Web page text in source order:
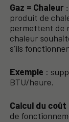
Gaz = Chaleur
produit de
permettent de
chaleur
s’ils
Exemple :
BTU/heure.
Calcul du coût
de